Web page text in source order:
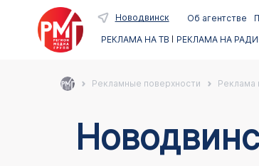
Новодвинск Об агентстве
РЕКЛАМА НА ТВ
РЕКЛАМА НА
Рекламные поверхности Реклама